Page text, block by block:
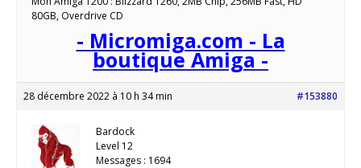
80GB, Overdrive CD
- Micromiga.com - La
boutique Amiga -
28 décembre 2022 à 10 h 34 min #153880
Bardock
Level 12
Messages : 1694